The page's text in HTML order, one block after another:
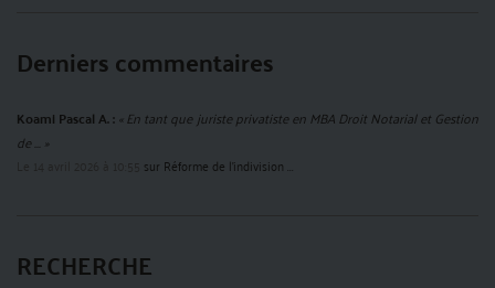
Derniers commentaires
Koami Pascal A. :« En tant que juriste privatiste en MBA Droit Notarial et Gestion
de ... »
sur Réforme de l’indivision ...
RECHERCHE